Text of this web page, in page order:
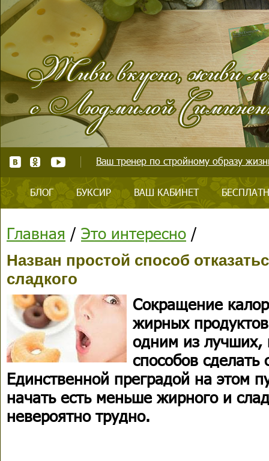
Ваш тренер по стройному образу
БЛОГ БУКСИР ВАШ КАБИНЕТ
Главная / Это интересно /
Назван простой способ
сладкого
Сокращение
жирных
одним из лучших,
способов
Единственной преградой на этом
начать есть меньше жирного и
невероятно трудно.